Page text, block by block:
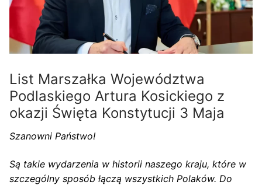
List Marszałka Województwa
Podlaskiego Artura Kosickiego z
okazji Święta Konstytucji 3 Maja
Szanowni Państwo!
Są takie wydarzenia w historii naszego kraju, które w
szczególny sposób łączą wszystkich Polaków. Do